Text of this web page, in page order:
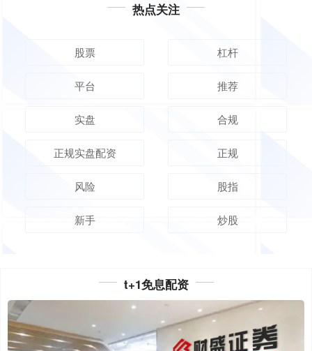
热点关注
股票 杠杆
平台 推荐
实盘 合规
正规实盘配资 正规
风险 股指
新手 炒股
t+1免息配资